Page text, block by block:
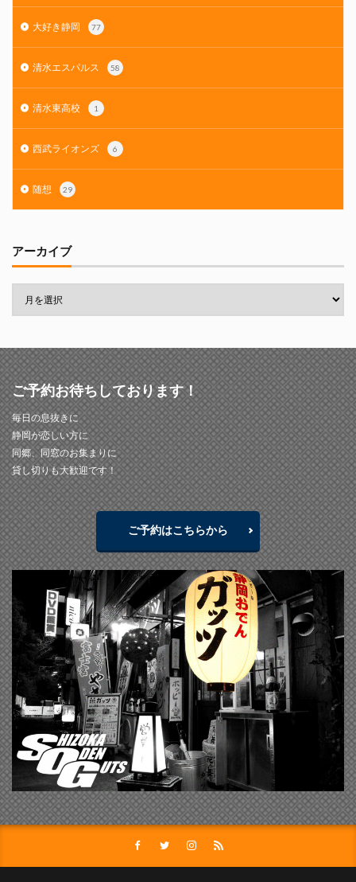
大好き静岡 77
清水エスパルス 58
清水東高校 1
西武ライオンズ 6
随想 29
アーカイブ
ご予約お待ちしております！
毎日の息抜きに
静岡が恋しい方に
同郷、同窓のお集まりに
貸し切りも大歓迎です！
ご予約はこちらから